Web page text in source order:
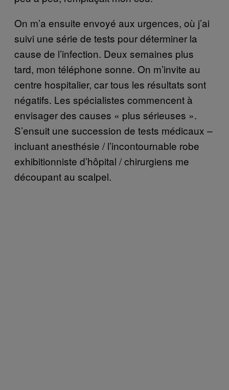
On m’a ensuite envoyé aux urgences, où j’ai
suivi une série de tests pour déterminer la
cause de l’infection. Deux semaines plus
tard, mon téléphone sonne. On m’invite au
centre hospitalier, car tous les résultats sont
négatifs. Les spécialistes commencent à
envisager des causes « plus sérieuses ».
S’ensuit une succession de tests médicaux –
incluant anesthésie / l’incontournable robe
exhibitionniste d’hôpital / chirurgiens me
découpant au scalpel.